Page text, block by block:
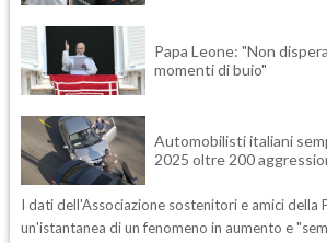
Papa Leone: "Non
momenti di buio"
Automobilisti italiani
2025 oltre 200
I dati dell'Associazione sostenitori e amici della
un'istantanea di un fenomeno in aumento e